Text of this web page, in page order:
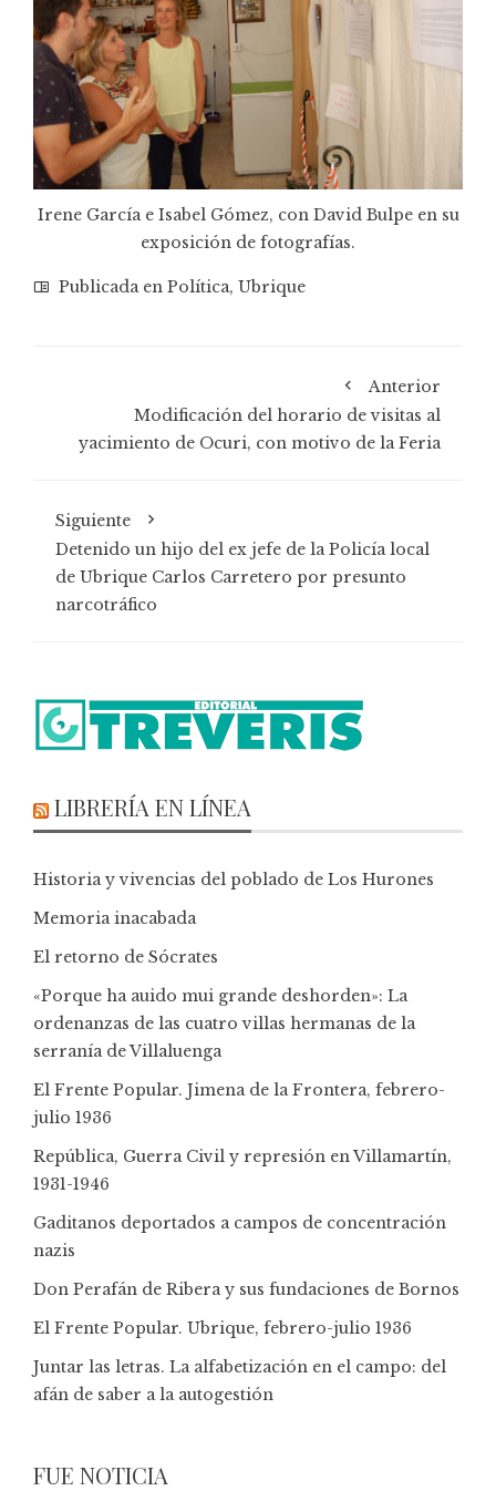
Irene García e Isabel Gómez, con David Bulpe en su
exposición de fotografías.
Publicada en Política, Ubrique
Anterior
Modificación del horario de visitas al
yacimiento de Ocuri, con motivo de la Feria
Siguiente
Detenido un hijo del ex jefe de la Policía local
de Ubrique Carlos Carretero por presunto
narcotráfico
LIBRERÍA EN LÍNEA
Historia y vivencias del poblado de Los Hurones
Memoria inacabada
El retorno de Sócrates
«Porque ha auido mui grande deshorden»: La
ordenanzas de las cuatro villas hermanas de la
serranía de Villaluenga
El Frente Popular. Jimena de la Frontera, febrero-
julio 1936
República, Guerra Civil y represión en Villamartín,
1931-1946
Gaditanos deportados a campos de concentración
nazis
Don Perafán de Ribera y sus fundaciones de Bornos
El Frente Popular. Ubrique, febrero-julio 1936
Juntar las letras. La alfabetización en el campo: del
afán de saber a la autogestión
FUE NOTICIA